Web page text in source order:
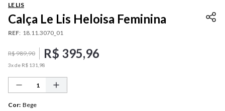
LE LIS
Calça Le Lis Heloisa Feminina
REF: 18.11.3070_01
R$989,90 R$ 395,96
3x de R$ 131 98
Cor: Bege